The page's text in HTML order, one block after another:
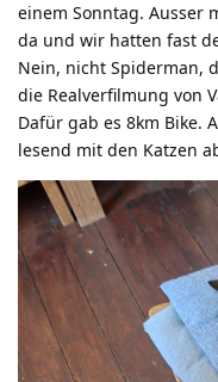
einem Sonntag. Ausser
da und wir hatten fast
Nein, nicht Spiderman,
die Realverfilmung von
Dafür gab es 8km Bike.
lesend mit den Katzen